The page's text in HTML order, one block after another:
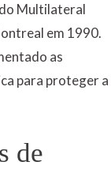
Multilateral
em 1990.
as
para proteger a
de